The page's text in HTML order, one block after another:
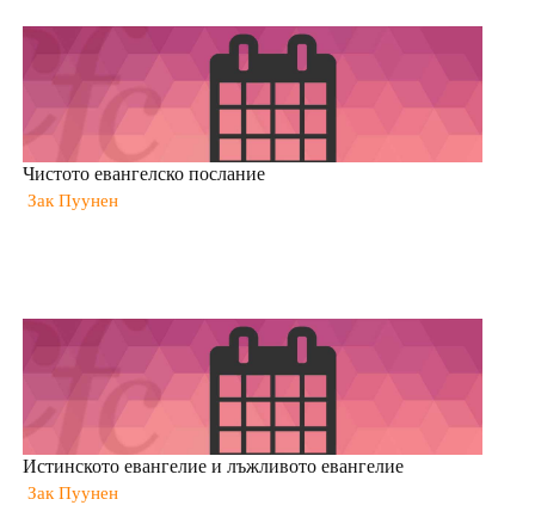
Чистото евангелско послание
Зак Пуунен
Истинското евангелие и лъжливото евангелие
Зак Пуунен